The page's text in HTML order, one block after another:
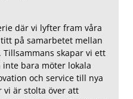
där vi lyfter fram våra
på samarbetet mellan
skapar vi ett
bara möter lokala
och service till nya
vi är stolta över att